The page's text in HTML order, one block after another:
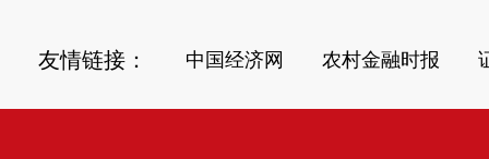
友情链接： 中国经济网 农村金融时报